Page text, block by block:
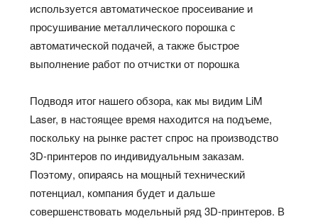
используется автоматическое просеивание и
просушивание металлического порошка с
автоматической подачей, а также быстрое
выполнение работ по отчистки от порошка
Подводя итог нашего обзора, как мы видим LiM
Laser, в настоящее время находится на подъеме,
поскольку на рынке растет спрос на производство
3D-принтеров по индивидуальным заказам.
Поэтому, опираясь на мощный технический
потенциал, компания будет и дальше
совершенствовать модельный ряд 3D-принтеров. В